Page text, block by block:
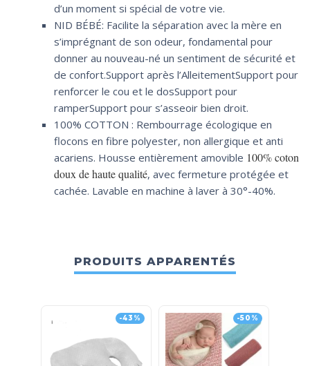
d’un moment si spécial de votre vie.
NID BÉBÉ: Facilite la séparation avec la mère en
s’imprégnant de son odeur, fondamental pour
donner au nouveau-né un sentiment de sécurité et
de confort.Support après l’AlleitementSupport pour
renforcer le cou et le dosSupport pour
ramperSupport pour s’asseoir bien droit.
100% COTTON : Rembourrage écologique en
flocons en fibre polyester, non allergique et anti
acariens. Housse entièrement amovible 100% coton
doux de haute qualité, avec fermeture protégée et
cachée. Lavable en machine à laver à 30°-40%.
PRODUITS APPARENTÉS
-43% -50%